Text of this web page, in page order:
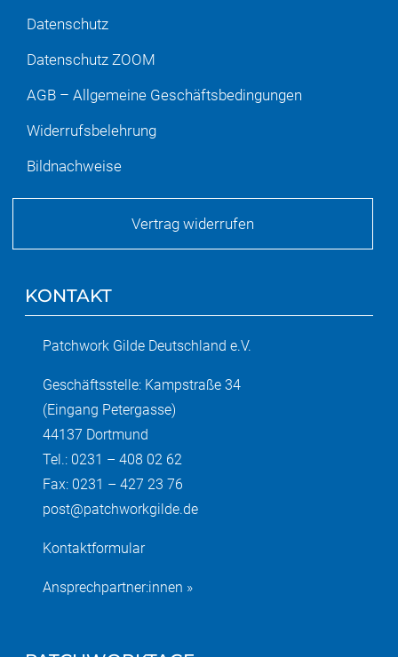
Datenschutz
Datenschutz ZOOM
AGB – Allgemeine Geschäftsbedingungen
Widerrufsbelehrung
Bildnachweise
Vertrag widerrufen
KONTAKT
Patchwork Gilde Deutschland e.V.
Geschäftsstelle: Kampstraße 34
(Eingang Petergasse)
44137 Dortmund
Tel.: 0231 – 408 02 62
Fax: 0231 – 427 23 76
post@patchworkgilde.de
Kontaktformular
Ansprechpartner:innen »